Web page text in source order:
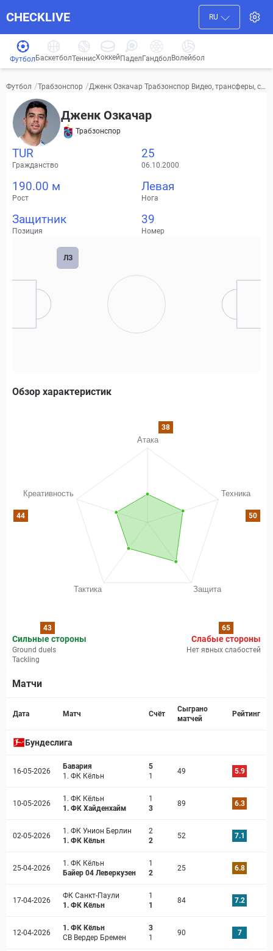
CHECKLIVE RU
Футбол БаскетболТеннисХоккей ПаделГандбол Волейбол
Футбол /Трабзонспор /Дженк Озкачар Трабзонспор Видео, трансферы, ст
Дженк Озкачар
Трабзонспор
TUR
Гражданство
25
06.10.2000
190.00 м
Рост
Левая
Нога
Защитник
Позиция
39
Номер
ЛЗ
Обзор характеристик
38
44 50
43 65
Сильные стороны
Ground duels
Tackling
Слабые стороны
Нет явных слабостей
Матчи
Дата Матч Счёт
Сыграно
матчей
Рейтинг
Бундеслига
16-05-2026
Бавария
1. ФК Кёльн
5
1
49 5.9
10-05-2026
1. ФК Кёльн
1. ФК Хайденхайм
1
3
89 6.3
02-05-2026
1. ФК Унион Берлин
1. ФК Кёльн
2
2
52 7.1
25-04-2026
1. ФК Кёльн
Байер 04 Леверкузен
1
2
25 6.8
17-04-2026
ФК Санкт-Паули
1. ФК Кёльн
1
1
84 7.2
12-04-2026
1. ФК Кёльн
СВ Вердер Бремен
3
1
90 7